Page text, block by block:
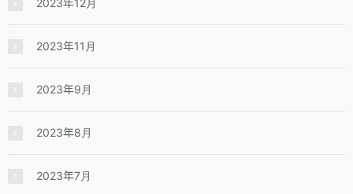
2023年12月
2023年11月
2023年9月
2023年8月
2023年7月